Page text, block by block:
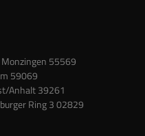
55569
59069
Anhalt 39261
Ring 3 02829